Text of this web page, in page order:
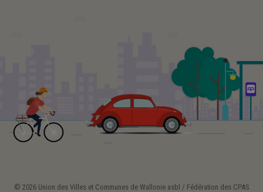
© 2026 Union des Villes et Communes de Wallonie asbl / Fédération des CPAS